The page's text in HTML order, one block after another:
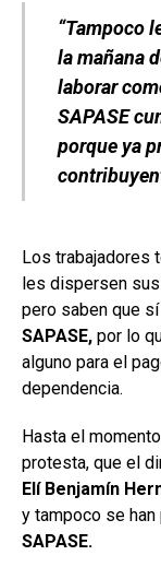
“Tampoco
la mañana
laborar
SAPASE
porque ya
Los trabajadores
les dispersen
pero saben que
SAPASE, por lo
alguno para el
dependencia.
Hasta el
protesta, que el
Elí Benjamín
y tampoco se
SAPASE.